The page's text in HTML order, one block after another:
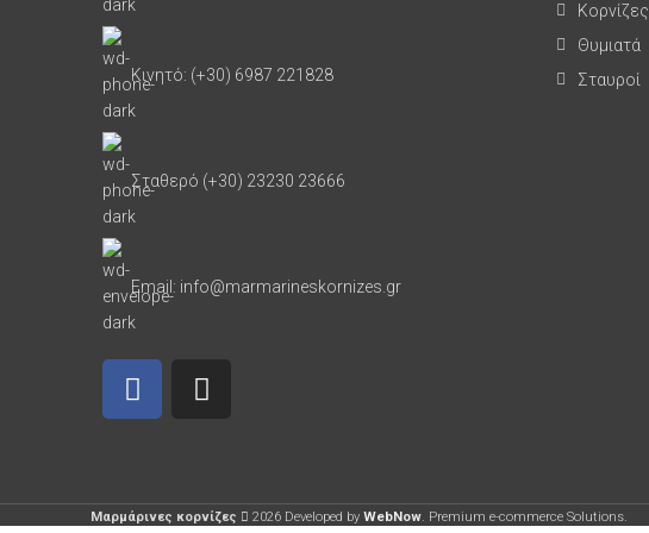
Κινητό: (+30) 6987 221828
Σταθερό (+30) 23230 23666
Email: info@marmarineskornizes.gr
Κορνίζες
Θυμιατά
Σταυροί
Μαρμάρινες κορνίζες 2026 Developed by WebNow. Premium e-commerce Solutions.